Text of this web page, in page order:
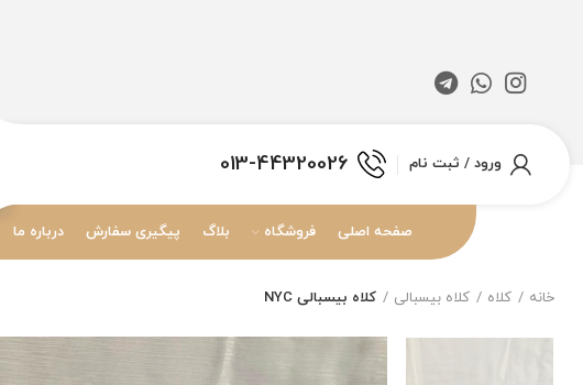
ورود / ثبت نام 013-44320026
صفحه اصلی فروشگاه بلاگ پیگیری سفارش درباره ما
خانه کلاه کلاه بیسبالی کلاه بیسبالی NYC